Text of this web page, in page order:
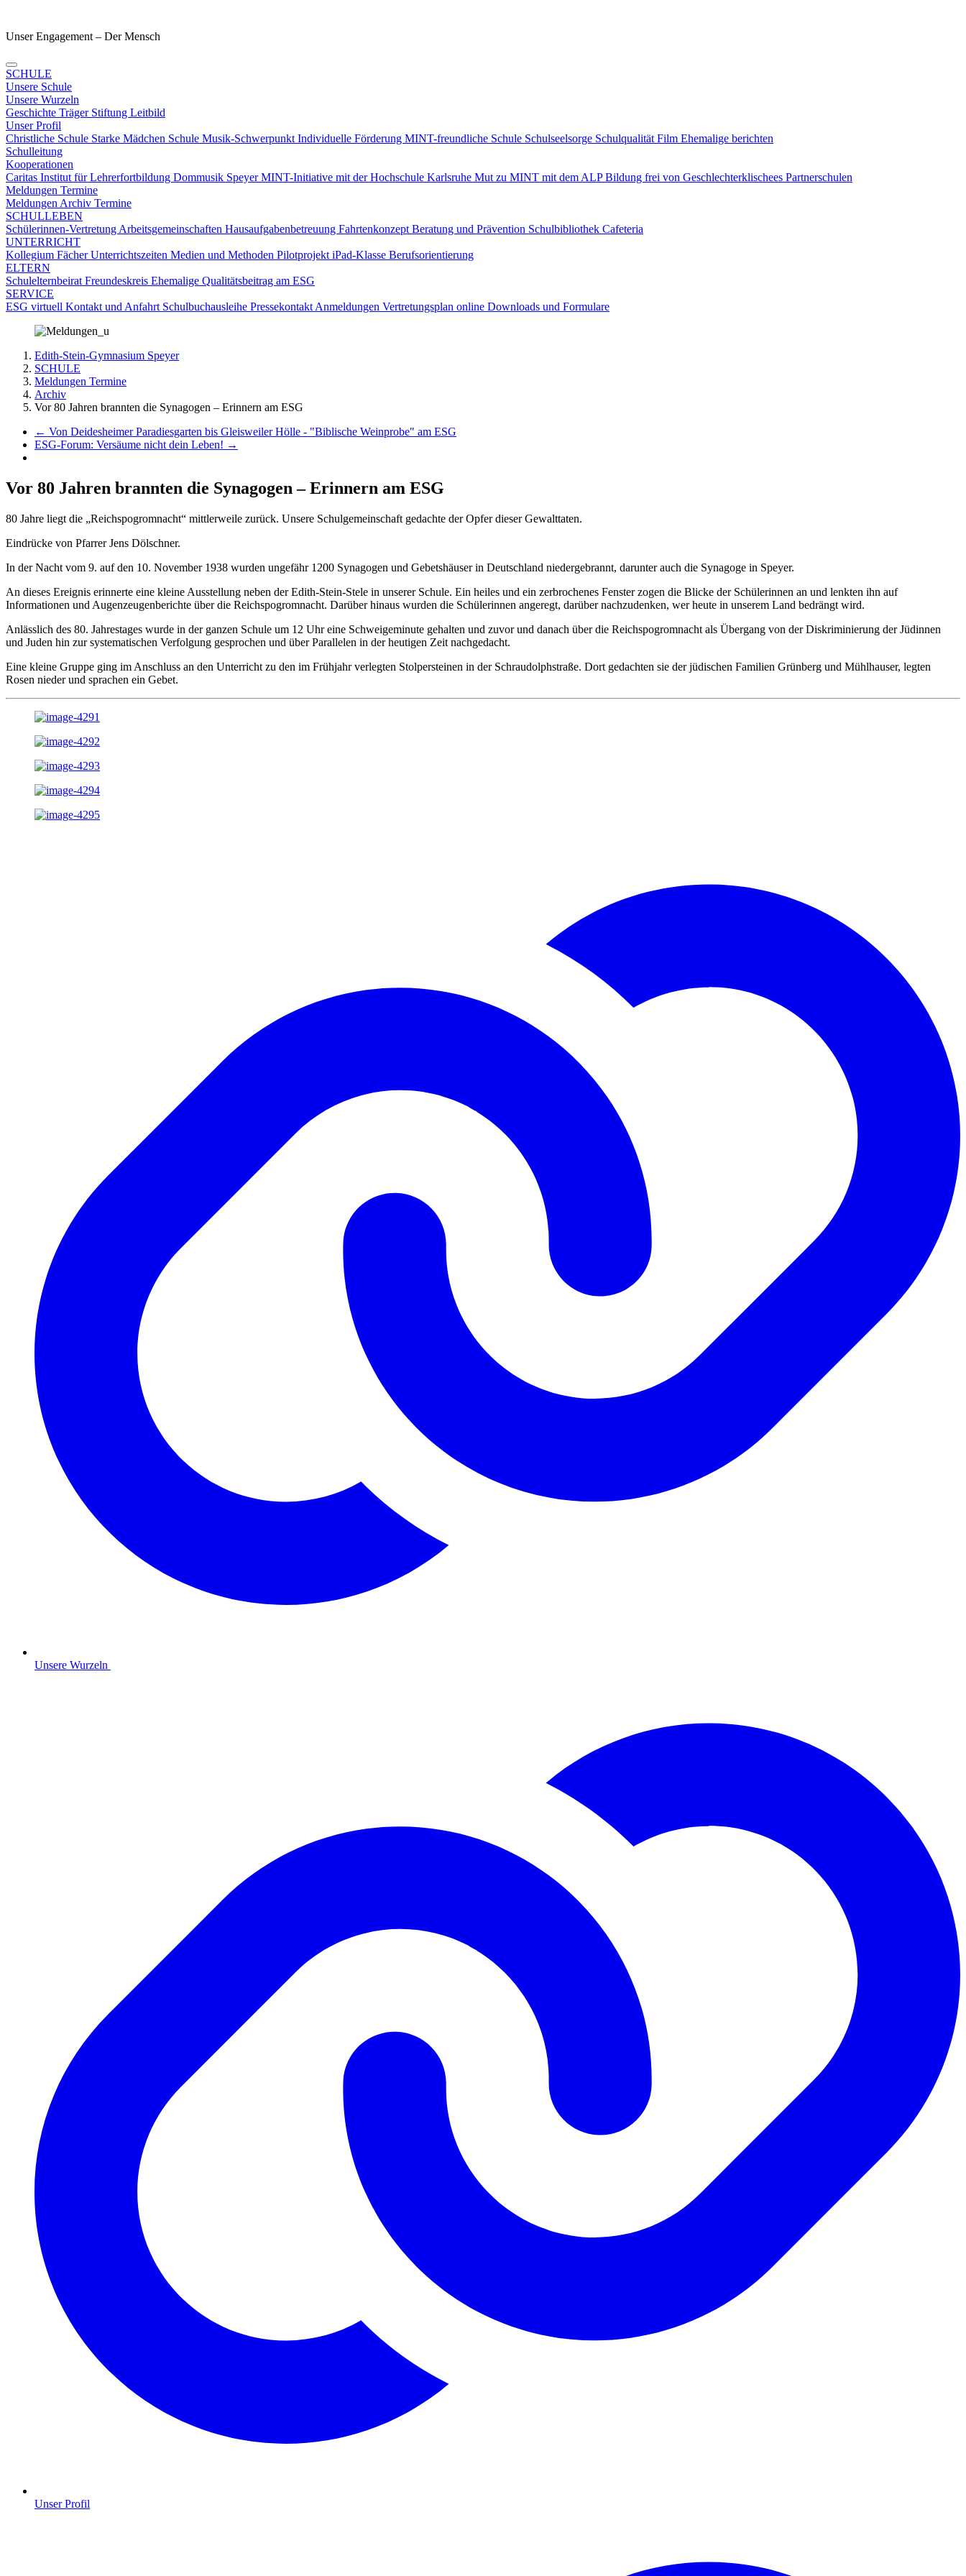
Unser Engagement – Der Mensch
SCHULE
Unsere Schule
Unsere Wurzeln
Geschichte Träger Stiftung Leitbild
Unser Profil
Christliche Schule Starke Mädchen Schule Musik-Schwerpunkt Individuelle Förderung MINT-freundliche Schule Schulseelsorge Schulqualität Film Ehemalige berichten
Schulleitung
Kooperationen
Caritas Institut für Lehrerfortbildung Dommusik SpeyerMINT-Initiative mit der Hochschule Karlsruhe Mut zu MINT mit dem ALPBildung frei von Geschlechterklischees Partnerschulen
Meldungen Termine
Meldungen Archiv Termine
SCHULLEBEN
Schülerinnen-Vertretung Arbeitsgemeinschaften Hausaufgabenbetreuung Fahrtenkonzept Beratung und Prävention Schulbibliothek Cafeteria
UNTERRICHT
Kollegium FächerUnterrichtszeiten Medien und Methoden Pilotprojekt iPad-Klasse Berufsorientierung
ELTERN
Schulelternbeirat Freundeskreis Ehemalige Qualitätsbeitrag am ESG
SERVICE
ESG virtuell Kontakt und Anfahrt Schulbuchausleihe Pressekontakt Anmeldungen Vertretungsplan online Downloads und Formulare
Edith-Stein-Gymnasium Speyer
SCHULE
Meldungen Termine
Archiv
Vor 80 Jahren brannten die Synagogen – Erinnern am ESG
← Von Deidesheimer Paradiesgarten bis Gleisweiler Hölle - "Biblische Weinprobe" am ESG
ESG-Forum: Versäume nicht dein Leben! →
Vor 80 Jahren brannten die Synagogen – Erinnern am ESG
80 Jahre liegt die „Reichspogromnacht“ mittlerweile zurück. Unsere Schulgemeinschaft gedachte der Opfer dieser Gewalttaten.
Eindrücke von Pfarrer Jens Dölschner.
In der Nacht vom 9. auf den 10. November 1938 wurden ungefähr 1200 Synagogen und Gebetshäuser in Deutschland niedergebrannt, darunter auch die Synagoge in Speyer.
An dieses Ereignis erinnerte eine kleine Ausstellung neben der Edith-Stein-Stele in unserer Schule. Ein heiles und ein zerbrochenes Fenster zogen die Blicke der Schülerinnen an und lenkten ihn auf
Informationen und Augenzeugenberichte über die Reichspogromnacht. Darüber hinaus wurden die Schülerinnen angeregt, darüber nachzudenken, wer heute in unserem Land bedrängt wird.
Anlässlich des 80. Jahrestages wurde in der ganzen Schule um 12 Uhr eine Schweigeminute gehalten und zuvor und danach über die Reichspogromnacht als Übergang von der Diskriminierung der Jüdinnen
und Juden hin zur systematischen Verfolgung gesprochen und über Parallelen in der heutigen Zeit nachgedacht.
Eine kleine Gruppe ging im Anschluss an den Unterricht zu den im Frühjahr verlegten Stolpersteinen in der Schraudolphstraße. Dort gedachten sie der jüdischen Familien Grünberg und Mühlhauser, legten
Rosen nieder und sprachen ein Gebet.
Unsere Wurzeln
Unser Profil